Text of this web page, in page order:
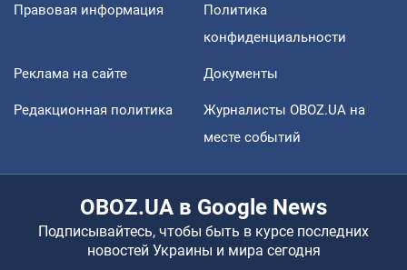
Правовая информация
Политика
конфиденциальности
Реклама на сайте Документы
Редакционная политика
Журналисты OBOZ.UA на
месте событий
OBOZ.UA в Google News
Подписывайтесь, чтобы быть в курсе последних
новостей Украины и мира сегодня